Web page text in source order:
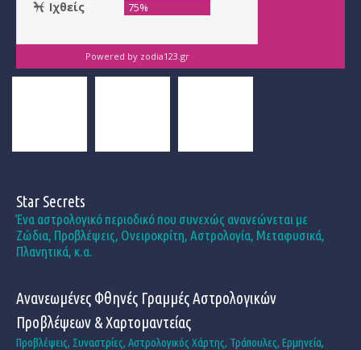
Powered by zodia123.gr
Star Secrets
Ένα αστρολογικό περιοδικό που συνεχώς ανανεώνεται με
Ζώδια, Προβλέψεις, Ονειροκρίτη, Αστρολογία, Μεταφυσικά,
Πλανητικά, κ.α.
Ανανεωμένες Φθηνές Γραμμές Αστρολογικών
Προβλέψεων & Χαρτομαντείας
Προβλέψεις, Συναστρίες, Αστρολογικός Χάρτης, Τράπουλες, Ερμηνεία,